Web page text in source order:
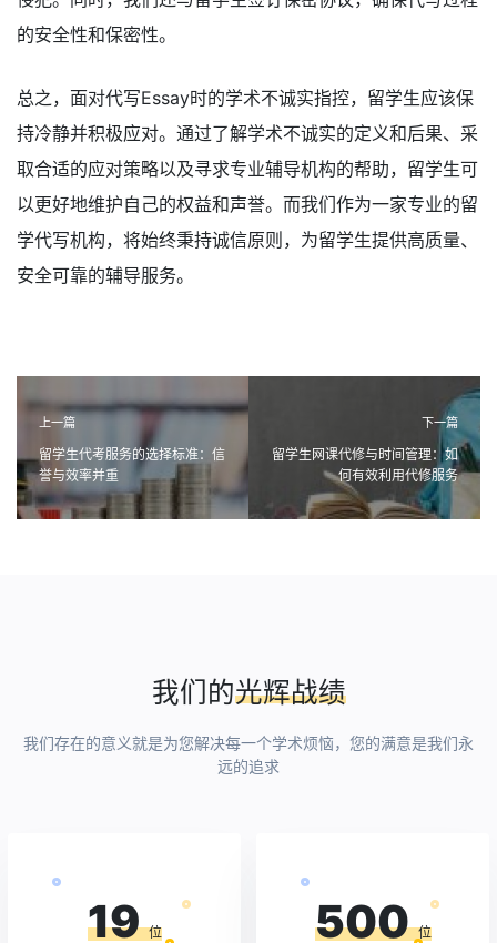
的安全性和保密性。
总之，面对代写Essay时的学术不诚实指控，留学生应该保
持冷静并积极应对。通过了解学术不诚实的定义和后果、采
取合适的应对策略以及寻求专业辅导机构的帮助，留学生可
以更好地维护自己的权益和声誉。而我们作为一家专业的留
学代写机构，将始终秉持诚信原则，为留学生提供高质量、
安全可靠的辅导服务。
上一篇
留学生代考服务的选择标准：信
誉与效率并重
下一篇
留学生网课代修与时间管理：如
何有效利用代修服务
我们的光辉战绩
我们存在的意义就是为您解决每一个学术烦恼，您的满意是我们永
远的追求
19 位 500 位